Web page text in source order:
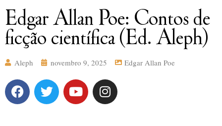
Edgar Allan Poe: Contos de
ficção científica (Ed. Aleph)
Aleph novembro 9, 2025 Edgar Allan Poe